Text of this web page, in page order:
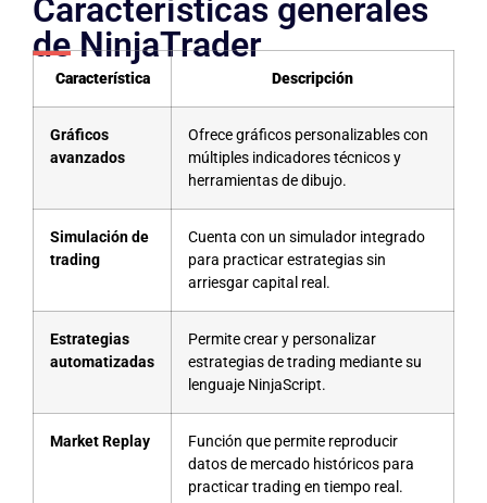
Características generales
de NinjaTrader
Característica Descripción
Gráficos
avanzados
Ofrece gráficos personalizables con
múltiples indicadores técnicos y
herramientas de dibujo.
Simulación de
trading
Cuenta con un simulador integrado
para practicar estrategias sin
arriesgar capital real.
Estrategias
automatizadas
Permite crear y personalizar
estrategias de trading mediante su
lenguaje NinjaScript.
Market Replay
Función que permite reproducir
datos de mercado históricos para
practicar trading en tiempo real.